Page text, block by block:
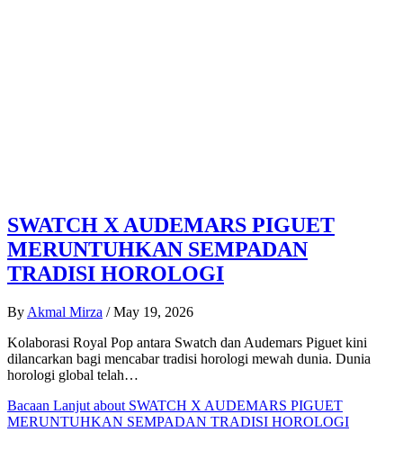
SWATCH X AUDEMARS PIGUET
MERUNTUHKAN SEMPADAN
TRADISI HOROLOGI
By Akmal Mirza / May 19, 2026
Kolaborasi Royal Pop antara Swatch dan Audemars Piguet kini
dilancarkan bagi mencabar tradisi horologi mewah dunia. Dunia
horologi global telah…
Bacaan Lanjut about SWATCH X AUDEMARS PIGUET
MERUNTUHKAN SEMPADAN TRADISI HOROLOGI